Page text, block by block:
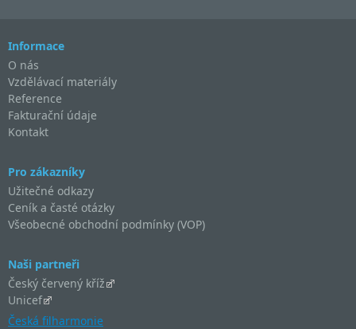
Informace
O nás
Vzdělávací materiály
Reference
Fakturační údaje
Kontakt
Pro zákazníky
Užitečné odkazy
Ceník a časté otázky
Všeobecné obchodní podmínky (VOP)
Naši partneři
Český červený kříž
Unicef
Česká filharmonie